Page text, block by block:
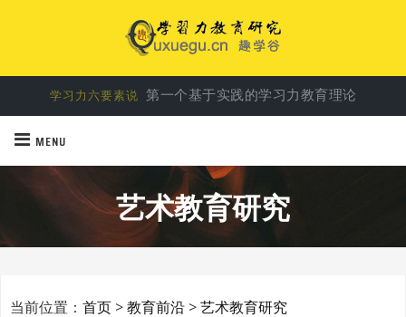
学习力六要素说 第一个基于实践的学习力教育理论
学习力教育专家余建祥 破解学习密码，让学习力驱动孩子成长
MENU
艺术教育研究
当前位置： 首页 >教育前沿 >艺术教育研究